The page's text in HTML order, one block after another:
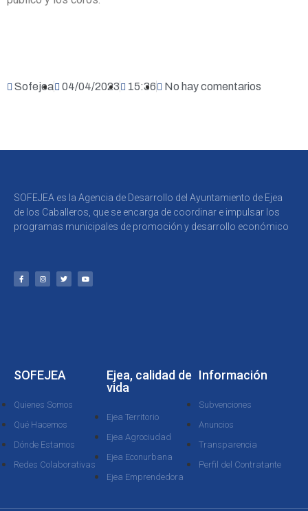
Sofejea 04/04/2023 15:36 No hay comentarios
SOFEJEA es la Agencia de Desarrollo del Ayuntamiento de Ejea
de los Caballeros, que se encarga de coordinar e impulsar los
programas municipales de promoción y desarrollo económico
SOFEJEA
Quienes Somos
Qué Hacemos
Dónde Estamos
Redes Colaborativas
Ejea, calidad de
vida
Ejea Territorio
Ejea Agrociudad
Ejea Econurbana
Ejea Emprendedora
Información
Subvenciones
Anuncios
Transparencia
Perfil del Contratante